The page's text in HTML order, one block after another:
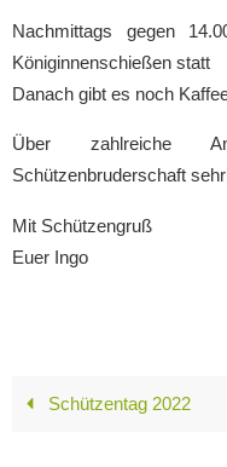
Nachmittags gegen
Königinnenschießen statt
Danach gibt es noch
Über zahlreiche
Schützenbruderschaft
Mit Schützengruß
Euer Ingo
Schützentag 2022